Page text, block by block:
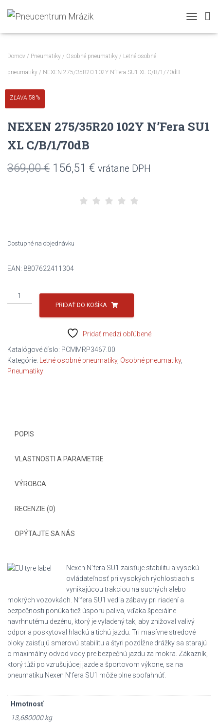
Domov / Pneumatiky / Osobné pneumatiky / Letné osobné
pneumatiky / NEXEN 275/35R20 102Y N’Fera SU1 XL C/B/1/70dB
ZĽAVA 58%
NEXEN 275/35R20 102Y N’Fera SU1
XL C/B/1/70dB
369,00€ Pôvodná
156,51 €Aktuálna
je:
vrátane DPH
Dostupné na objednávku
EAN: 8807622411304
množstvo
NEXEN
275/35R20
SU1
XL
C/B/1/70dB
PRIDAŤ DO KOŠÍKA
Pridať medzi obľúbené
Katalógové číslo: PCMMRP3467.00
Kategórie:
Letné osobné pneumatiky, Osobné pneumatiky,
Pneumatiky
POPIS
VLASTNOSTI A PARAMETRE
VÝROBCA
RECENZIE (0)
OPÝTAJTE SA NÁS
Nexen N’fera SU1 zaisťuje stabilitu a vysokú
ovládateľnosť pri vysokých rýchlostiach s
vynikajúcou trakciou na suchých alebo
mokrých vozovkách. N’fera SU1 vedľa zábavy pri riadení a
bezpečnosti ponúka tiež úsporu paliva, vďaka špeciálne
navrhnutému dezénu, ktorý je vyladený tak, aby znižoval valivý
odpor a poskytoval hladkú a tichú jazdu. Tri masívne stredové
bloky zaisťujú smerovú stabilitu a štyri pozdĺžne drážky sa starajú
o maximálny odvod vody pre bezpečnú jazdu za mokra. Zákazník,
ktorý túži po vzrušujúcej jazde a športovom výkone, sa na
pneumatiku Nexen N’fera SU1 môže plne spoľahnúť.
Hmotnosť
13,680000 kg